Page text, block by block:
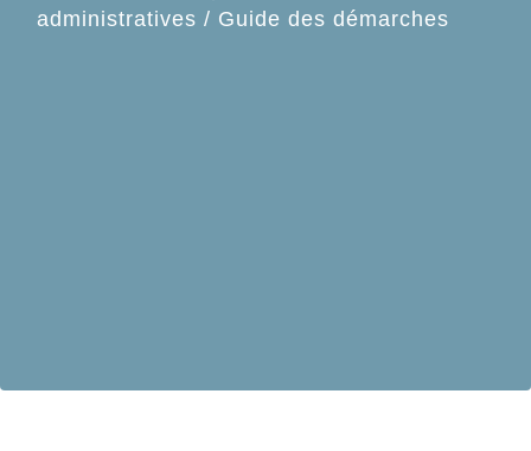
administratives / Guide des démarches